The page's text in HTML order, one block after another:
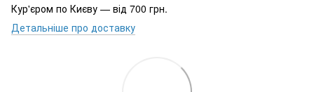
Кур'єром по Києву — від 700 грн.
Детальніше про доставку